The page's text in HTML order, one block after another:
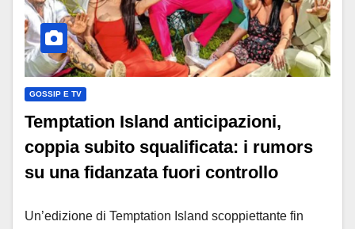
GOSSIP E TV
Temptation Island anticipazioni,
coppia subito squalificata: i rumors
su una fidanzata fuori controllo
Un’edizione di Temptation Island scoppiettante fin